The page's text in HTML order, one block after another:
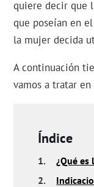
quiere decir que
que poseían en
la mujer decida
A continuación
vamos a tratar
Índice
1.
¿Qué
2.